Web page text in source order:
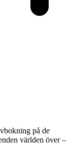
på de
världen över –